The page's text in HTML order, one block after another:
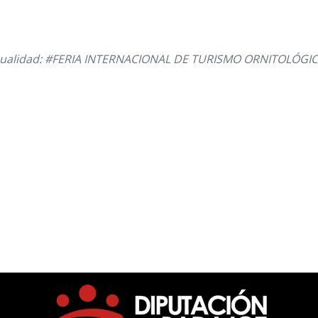
#FERIA INTERNACIONAL DE TURISMO